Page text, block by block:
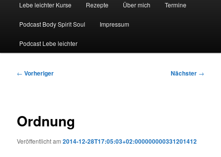
Lebe leichter Kurse Rezepte Über mich Termine
Podcast Body Spirit Soul Impressum
Podcast Lebe leichter
Beitragsnavigation
← Vorheriger Nächster →
Ordnung
Veröffentlicht am2014-12-28T17:05:03+02:000000000331201412